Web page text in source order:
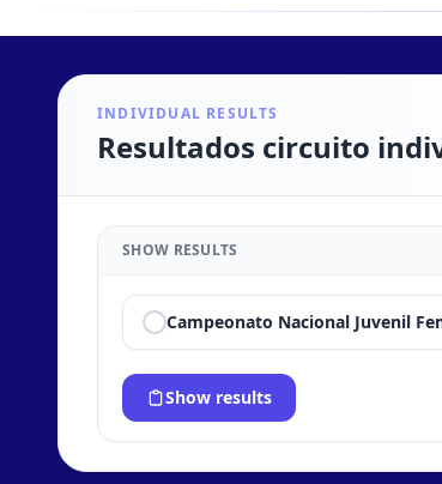
INDIVIDUAL RESULTS
Resultados circuito
SHOW RESULTS
Campeonato Nacional Juvenil
Show results